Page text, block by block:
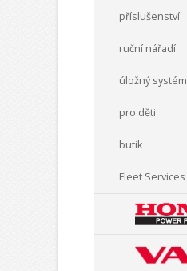
příslušenství
ruční nářadí
úložný systém
pro děti
butik
Fleet Services